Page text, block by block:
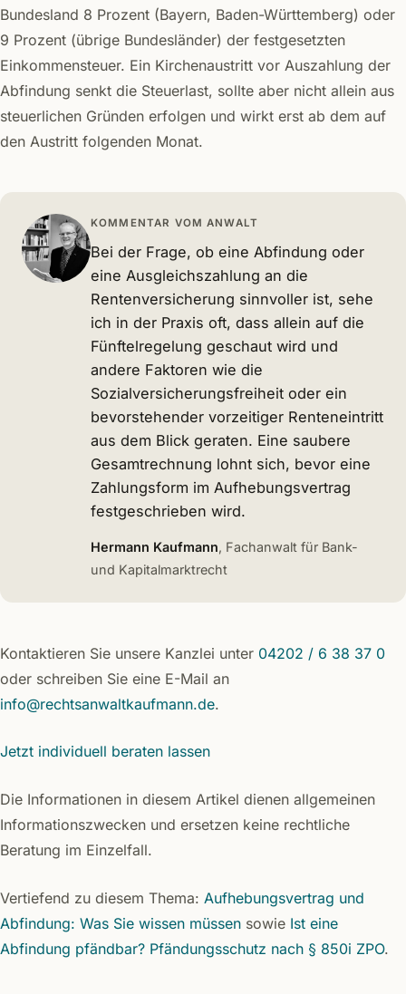
Bundesland 8 Prozent (Bayern, Baden-Württemberg) oder
9 Prozent (übrige Bundesländer) der festgesetzten
Einkommensteuer. Ein Kirchenaustritt vor Auszahlung der
Abfindung senkt die Steuerlast, sollte aber nicht allein aus
steuerlichen Gründen erfolgen und wirkt erst ab dem auf
den Austritt folgenden Monat.
KOMMENTAR VOM ANWALT
Bei der Frage, ob eine Abfindung oder
eine Ausgleichszahlung an die
Rentenversicherung sinnvoller ist, sehe
ich in der Praxis oft, dass allein auf die
Fünftelregelung geschaut wird und
andere Faktoren wie die
Sozialversicherungsfreiheit oder ein
bevorstehender vorzeitiger Renteneintritt
aus dem Blick geraten. Eine saubere
Gesamtrechnung lohnt sich, bevor eine
Zahlungsform im Aufhebungsvertrag
festgeschrieben wird.
Hermann Kaufmann, Fachanwalt für Bank-
und Kapitalmarktrecht
Kontaktieren Sie unsere Kanzlei unter 04202 / 6 38 37 0
oder schreiben Sie eine E-Mail an
info@rechtsanwaltkaufmann.de.
Jetzt individuell beraten lassen
Die Informationen in diesem Artikel dienen allgemeinen
Informationszwecken und ersetzen keine rechtliche
Beratung im Einzelfall.
Vertiefend zu diesem Thema: Aufhebungsvertrag und
Abfindung: Was Sie wissen müssen sowie Ist eine
Abfindung pfändbar? Pfändungsschutz nach § 850i ZPO.